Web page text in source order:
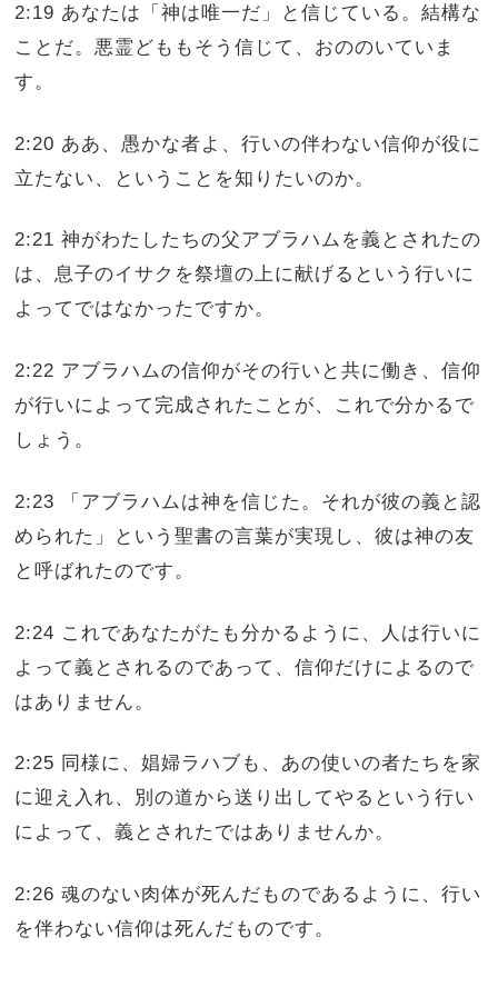
2:19 あなたは「神は唯一だ」と信じている。結構な
ことだ。悪霊どももそう信じて、おののいていま
す。
2:20 ああ、愚かな者よ、行いの伴わない信仰が役に
立たない、ということを知りたいのか。
2:21 神がわたしたちの父アブラハムを義とされたの
は、息子のイサクを祭壇の上に献げるという行いに
よってではなかったですか。
2:22 アブラハムの信仰がその行いと共に働き、信仰
が行いによって完成されたことが、これで分かるで
しょう。
2:23 「アブラハムは神を信じた。それが彼の義と認
められた」という聖書の言葉が実現し、彼は神の友
と呼ばれたのです。
2:24 これであなたがたも分かるように、人は行いに
よって義とされるのであって、信仰だけによるので
はありません。
2:25 同様に、娼婦ラハブも、あの使いの者たちを家
に迎え入れ、別の道から送り出してやるという行い
によって、義とされたではありませんか。
2:26 魂のない肉体が死んだものであるように、行い
を伴わない信仰は死んだものです。